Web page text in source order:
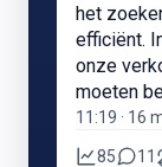
het
efficiënt.
onze
moeten
11:19 · 16
85 11